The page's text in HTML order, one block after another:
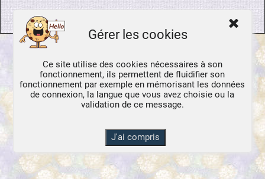
Gérer les cookies
Ce site utilise des cookies nécessaires à son
fonctionnement, ils permettent de fluidifier son
fonctionnement par exemple en mémorisant les données
de connexion, la langue que vous avez choisie ou la
validation de ce message.